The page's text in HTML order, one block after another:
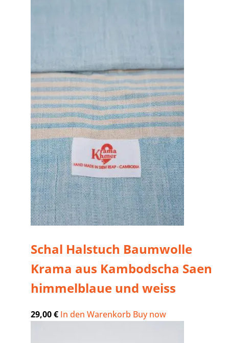
Schal Halstuch Baumwolle
Krama aus Kambodscha Saen
himmelblaue und weiss
29,00€ In den Warenkorb Buy now